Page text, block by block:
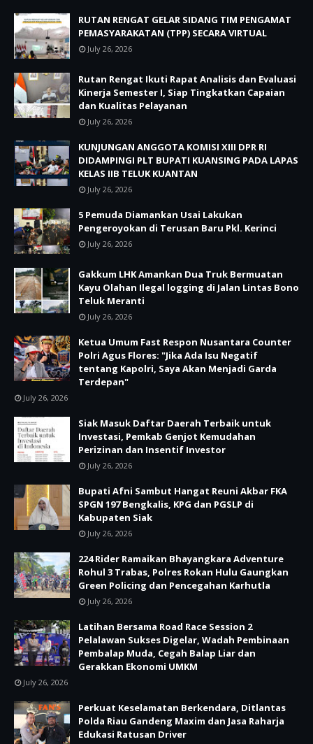
RUTAN RENGAT GELAR SIDANG TIM PENGAMAT
PEMASYARAKATAN (TPP) SECARA VIRTUAL
July 26, 2026
Rutan Rengat Ikuti Rapat Analisis dan Evaluasi
Kinerja Semester I, Siap Tingkatkan Capaian
dan Kualitas Pelayanan
July 26, 2026
KUNJUNGAN ANGGOTA KOMISI XIII DPR RI
DIDAMPINGI PLT BUPATI KUANSING PADA LAPAS
KELAS IIB TELUK KUANTAN
July 26, 2026
5 Pemuda Diamankan Usai Lakukan
Pengeroyokan di Terusan Baru Pkl. Kerinci
July 26, 2026
Gakkum LHK Amankan Dua Truk Bermuatan
Kayu Olahan Ilegal logging di Jalan Lintas Bono
Teluk Meranti
July 26, 2026
Ketua Umum Fast Respon Nusantara Counter
Polri Agus Flores: "Jika Ada Isu Negatif
tentang Kapolri, Saya Akan Menjadi Garda
Terdepan"
July 26, 2026
Siak Masuk Daftar Daerah Terbaik untuk
Investasi, Pemkab Genjot Kemudahan
Perizinan dan Insentif Investor
July 26, 2026
Bupati Afni Sambut Hangat Reuni Akbar FKA
SPGN 197 Bengkalis, KPG dan PGSLP di
Kabupaten Siak
July 26, 2026
224 Rider Ramaikan Bhayangkara Adventure
Rohul 3 Trabas, Polres Rokan Hulu Gaungkan
Green Policing dan Pencegahan Karhutla
July 26, 2026
Latihan Bersama Road Race Session 2
Pelalawan Sukses Digelar, Wadah Pembinaan
Pembalap Muda, Cegah Balap Liar dan
Gerakkan Ekonomi UMKM
July 26, 2026
Perkuat Keselamatan Berkendara, Ditlantas
Polda Riau Gandeng Maxim dan Jasa Raharja
Edukasi Ratusan Driver